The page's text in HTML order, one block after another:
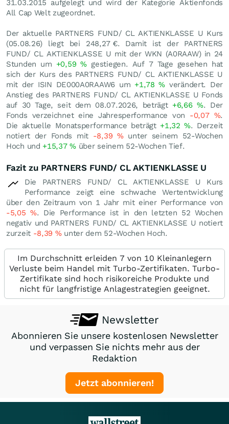
31.03.2015 aufgelegt und wird der Kategorie Aktienfonds
All Cap Welt zugeordnet.
Der aktuelle PARTNERS FUND/ CL AKTIENKLASSE U Kurs
(05.08.26) liegt bei 248,27 €. Damit ist der PARTNERS
FUND/ CL AKTIENKLASSE U mit der WKN (A0RAAW) in 24
Stunden um +0,59% gestiegen. Auf 7 Tage gesehen hat
sich der Kurs des PARTNERS FUND/ CL AKTIENKLASSE U
mit der ISIN DE000A0RAAW6 um +1,78% verändert. Der
Anstieg des PARTNERS FUND/ CL AKTIENKLASSE U Fonds
auf 30 Tage, seit dem 08.07.2026, beträgt +6,66 %. Der
Fonds verzeichnet eine Jahresperformance von -0,07 %.
Die aktuelle Monatsperformance beträgt +1,32%. Derzeit
notiert der Fonds mit -8,39 %unter seinem 52-Wochen
Hoch und +15,37%über seinem 52-Wochen Tief.
Fazit zu PARTNERS FUND/ CL AKTIENKLASSE U
Die PARTNERS FUND/ CL AKTIENKLASSE U Kurs
Performance zeigt eine schwache Wertentwicklung
über den Zeitraum von 1 Jahr mit einer Performance von
-5,05%. Die Performance ist in den letzten 52 Wochen
negativ und PARTNERS FUND/ CL AKTIENKLASSE U notiert
zurzeit -8,39 %unter dem 52-Wochen Hoch.
Im Durchschnitt erleiden 7 von 10 Kleinanlegern
Verluste beim Handel mit Turbo-Zertifikaten. Turbo-
Zertifikate sind hoch risikoreiche Produkte und
nicht für langfristige Anlagestrategien geeignet.
Newsletter
Abonnieren Sie unsere kostenlosen Newsletter
und verpassen Sie nichts mehr aus der
Redaktion
Jetzt abonnieren!